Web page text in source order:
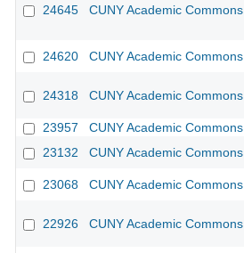
24645 CUNY Academic Commons
24620 CUNY Academic Commons
24318 CUNY Academic Commons
23957
CUNY Academic Commons
23132
CUNY Academic Commons
23068 CUNY Academic Commons
22926 CUNY Academic Commons